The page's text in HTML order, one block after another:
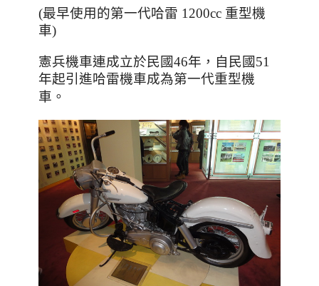
(最早使用的第一代哈雷 1200cc 重型機
車)
憲兵機車連成立於民國46年 ，自民國51
年起引進哈雷機車成為第一代重型機
車 。